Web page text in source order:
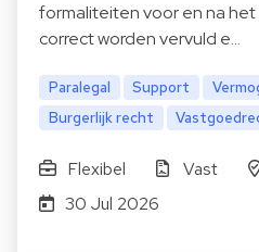
formaliteiten voor en na
correct worden vervuld e…
Paralegal Support
Burgerlijk recht
Flexibel Vast
30 Jul 2026